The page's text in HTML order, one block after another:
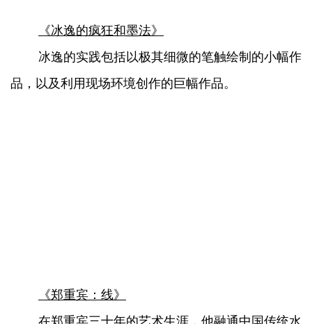
《冰逸的疯狂和墨法》
冰逸的实践包括以极其细微的笔触绘制的小幅作
品，以及利用现场环境创作的巨幅作品。
《郑重宾：线》
在郑重宾三十年的艺术生涯，他融通中国传统水